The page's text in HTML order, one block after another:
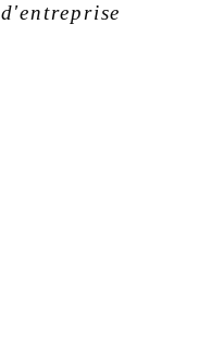
d'entreprise